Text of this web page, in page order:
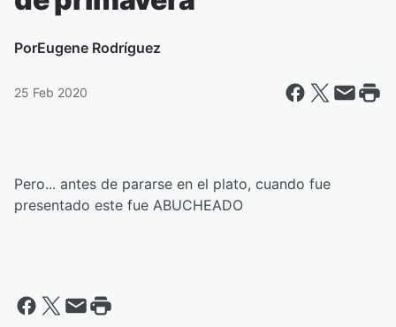
PorEugene Rodríguez
25 Feb 2020
Pero... antes de pararse en el plato, cuando fue
presentado este fue ABUCHEADO